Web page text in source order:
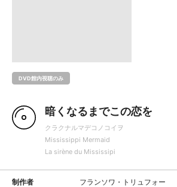
DVD館内視聴のみ
暗くなるまでこの恋を
クラクナルマデコノコイヲ
Mississippi Mermaid
La sirène du Mississipi
制作者 フランソワ・トリュフォー